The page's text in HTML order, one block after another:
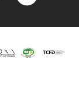
크
드
인